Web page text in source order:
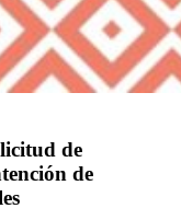
de
de